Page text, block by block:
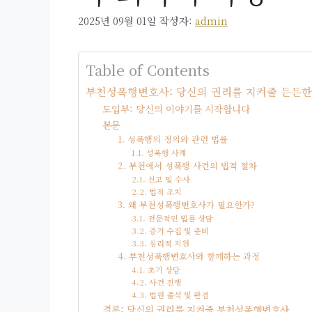
2025년 09월 01일 작성자: admin
Table of Contents
부천성폭행변호사: 당신의 권리를 지켜줄 든든
도입부: 당신의 이야기를 시작합니다
본문
1. 성폭행의 정의와 관련 법률
1.1. 성폭행 사례
2. 부천에서 성폭행 사건의 법적 절차
2.1. 신고 및 수사
2.2. 법적 조치
3. 왜 부천성폭행변호사가 필요한가?
3.1. 전문적인 법률 상담
3.2. 증거 수집 및 준비
3.3. 심리적 지원
4. 부천성폭행변호사와 함께하는 과정
4.1. 초기 상담
4.2. 사건 진행
4.3. 법원 출석 및 판결